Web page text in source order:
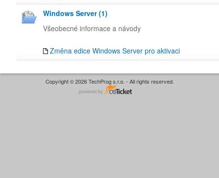
Windows Server (1)
Všeobecné informace a návody
Změna edice Windows Server pro aktivaci
Copyright © 2026 TechProg s.r.o. - All rights reserved.